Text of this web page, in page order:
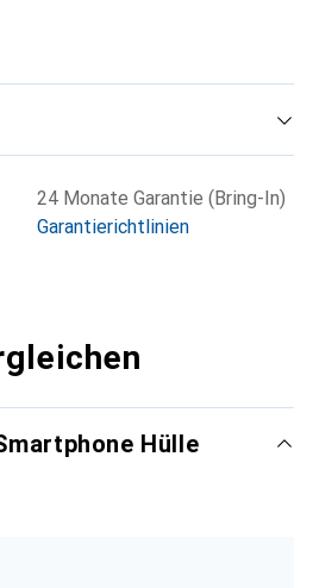
24 Monate Garantie (Bring-In)
Garantierichtlinien
Hülle